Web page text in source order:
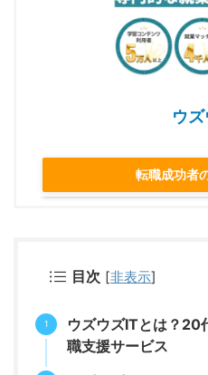
ウ
転職成功者
目次 [非表示]
ウズウズITとは？20
職支援サービス